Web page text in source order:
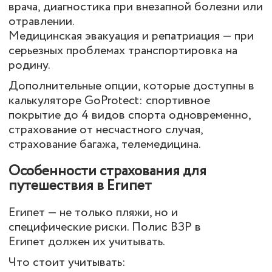
врача, диагностика при внезапной болезни или
отравлении.
Медицинская эвакуация и репатриация — при
серьезных проблемах транспортировка на
родину.
Дополнительные опции, которые доступны в
калькуляторе GoProtect: спортивное
покрытие до 4 видов спорта одновременно,
страхование от несчастного случая,
страхование багажа, телемедицина.
Особенности страхования для
путешествия в Египет
Египет — не только пляжи, но и
специфические риски. Полис ВЗР в
Египет должен их учитывать.
Что стоит учитывать: